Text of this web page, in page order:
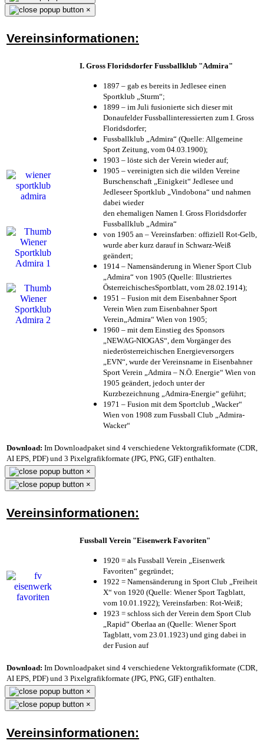
×
Vereinsinformationen:
I. Gross Floridsdorfer Fussballklub "Admira"
1897 – gab es bereits in Jedlesee einen
Sportklub „Sturm“;
1899 – im Juli fusionierte sich dieser mit
Donaufelder Fussballinteressierten zum I. Gross
Floridsdorfer;
Fussballklub „Admira“ (Quelle: Allgemeine
Sport Zeitung, vom 04.03.1900);
1903 – löste sich der Verein wieder auf;
1905 – vereinigten sich die wilden Vereine
Burschenschaft „Einigkeit“ Jedlesee und
Jedleseer Sportklub „Vindobona“ und nahmen
dabei wieder
den ehemaligen Namen I. Gross Floridsdorfer
Fussballklub „Admira“
von 1905 an – Vereinsfarben: offiziell Rot-Gelb,
wurde aber kurz darauf in Schwarz-Weiß
geändert;
1914 – Namensänderung in Wiener Sport Club
„Admira“ von 1905 (Quelle: Illustriertes
ÖsterreichischesSportblatt, vom 28.02.1914);
1951 – Fusion mit dem Eisenbahner Sport
Verein Wien zum Eisenbahner Sport
Verein„Admira“ Wien von 1905;
1960 – mit dem Einstieg des Sponsors
„NEWAG-NIOGAS“, dem Vorgänger des
niederösterreichischen Energieversorgers
„EVN“, wurde der Vereinsname in Eisenbahner
Sport Verein „Admira – N.Ö. Energie“ Wien von
1905 geändert, jedoch unter der
Kurzbezeichnung „Admira-Energie“ geführt;
1971 – Fusion mit dem Sportclub „Wacker“
Wien von 1908 zum Fussball Club „Admira-
Wacker“
Download: Im Downloadpaket sind 4 verschiedene Vektorgrafikformate (CDR,
AI EPS, PDF) und 3 Pixelgrafikformate (JPG, PNG, GIF) enthalten.
×
×
Vereinsinformationen:
Fussball Verein "Eisenwerk Favoriten"
1920 = als Fussball Verein „Eisenwerk
Favoriten“ gegründet;
1922 = Namensänderung in Sport Club „Freiheit
X“ von 1920 (Quelle: Wiener Sport Tagblatt,
vom 10.01.1922); Vereinsfarben: Rot-Weiß;
1923 = schloss sich der Verein dem Sport Club
„Rapid“ Oberlaa an (Quelle: Wiener Sport
Tagblatt, vom 23.01.1923) und ging dabei in
der Fusion auf
Download: Im Downloadpaket sind 4 verschiedene Vektorgrafikformate (CDR,
AI EPS, PDF) und 3 Pixelgrafikformate (JPG, PNG, GIF) enthalten.
×
×
Vereinsinformationen: